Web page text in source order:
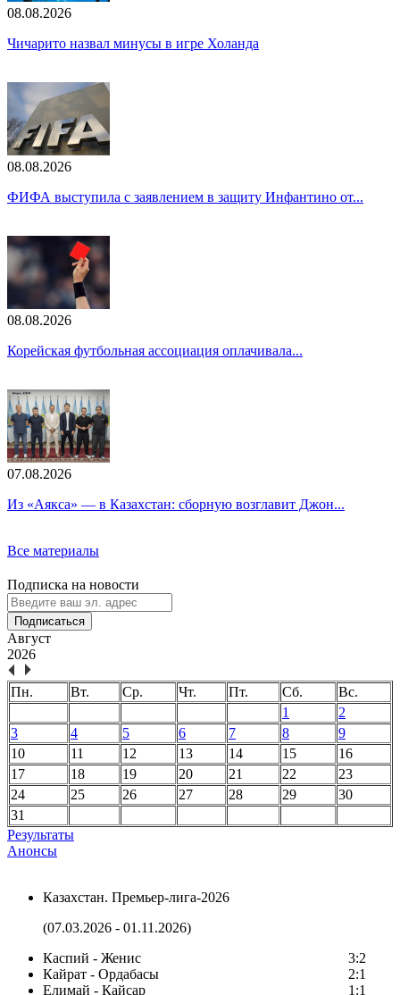
08.08.2026
Чичарито назвал минусы в игре Холанда
08.08.2026
ФИФА выступила с заявлением в защиту Инфантино от...
08.08.2026
Корейская футбольная ассоциация оплачивала...
07.08.2026
Из «Аякса» — в Казахстан: сборную возглавит Джон...
Все материалы
Подписка на новости
Подписаться
Август
2026
Пн. Вт. Ср. Чт. Пт. Сб.
Вс.
1
2
3
4 5 6 7 8
9
10
11 12 13 14 15
16
17
18 19 20 21 22
23
24
25 26 27 28 29
30
31
Результаты
Анонсы
Казахстан. Премьер-лига-2026
(07.03.2026 - 01.11.2026)
Каспий - Женис
3:2
Кайрат - Ордабасы
2:1
Елимай - Кайсар
1:1